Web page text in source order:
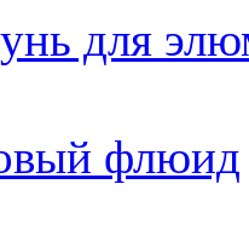
для
флюид